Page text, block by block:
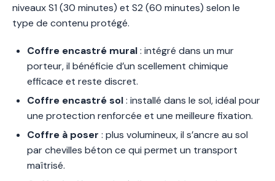
niveaux S1 (30 minutes) et S2 (60 minutes) selon le
type de contenu protégé.
Coffre encastré mural: intégré dans un mur
porteur, il bénéficie d’un scellement chimique
efficace et reste discret.
Coffre encastré sol: installé dans le sol, idéal pour
une protection renforcée et une meilleure fixation.
Coffre à poser : plus volumineux, il s’ancre au sol
par chevilles béton ce qui permet un transport
maîtrisé.